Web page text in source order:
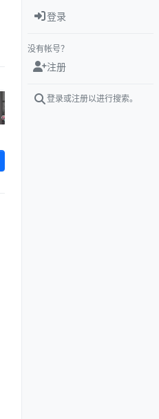
登录
没有帐号？
注册
登录或注册以进行搜索。